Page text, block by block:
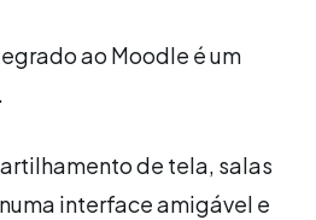
ao Moodle é um
de tela, salas
interface amigável e